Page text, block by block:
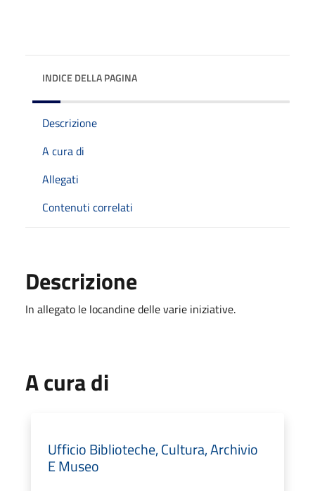
INDICE DELLA PAGINA
Descrizione
A cura di
Allegati
Contenuti correlati
Descrizione
In allegato le locandine delle varie iniziative.
A cura di
Ufficio Biblioteche, Cultura, Archivio
E Museo